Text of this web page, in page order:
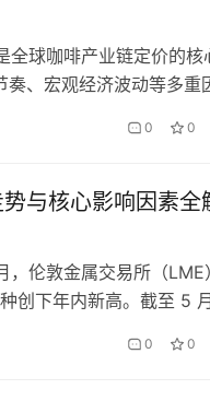
全球咖啡产业链定价的核
、宏观经济波动等多重
对主产国供应动态、消
0 0
与核心影响因素全
伦敦金属交易所（LME）
创下年内新高。截至 5
较 4 月初上涨 3.7%，
0 0